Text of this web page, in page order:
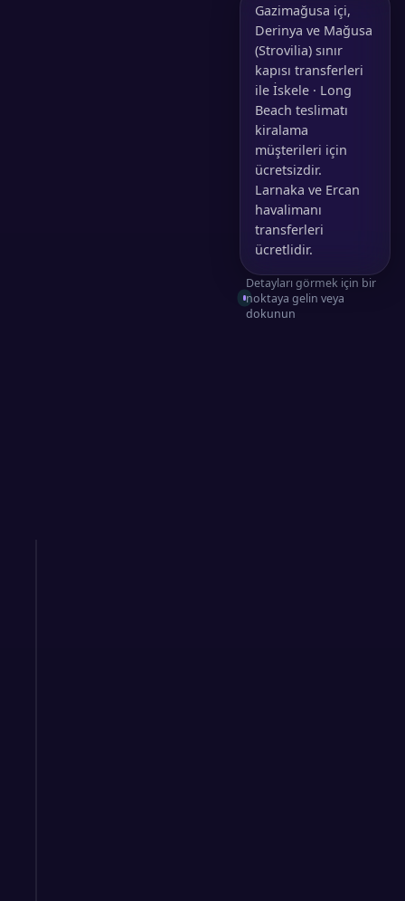
Gazimağusa içi,
Derinya ve Mağusa
(Strovilia) sınır
kapısı transferleri
ile İskele · Long
Beach teslimatı
kiralama
müşterileri için
ücretsizdir.
Larnaka ve Ercan
havalimanı
transferleri
ücretlidir.
Detayları görmek için bir
noktaya gelin veya
dokunun